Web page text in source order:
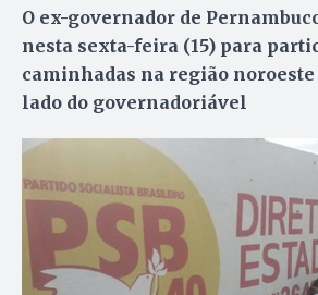
O ex-governador de
nesta sexta-feira (15) para
caminhadas na região
lado do governadoriável